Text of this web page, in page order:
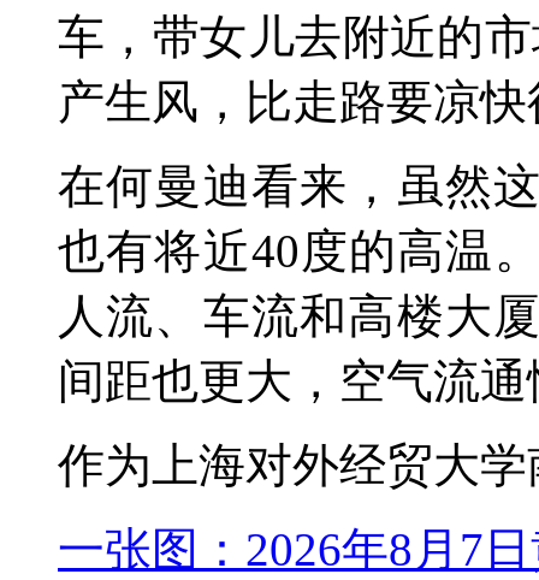
车，带女儿去附近的
产生风，比走路要凉快
在何曼迪看来，虽然
也有将近40度的高温
人流、车流和高楼大
间距也更大，空气流
作为上海对外经贸大
一张图：2026年8月7